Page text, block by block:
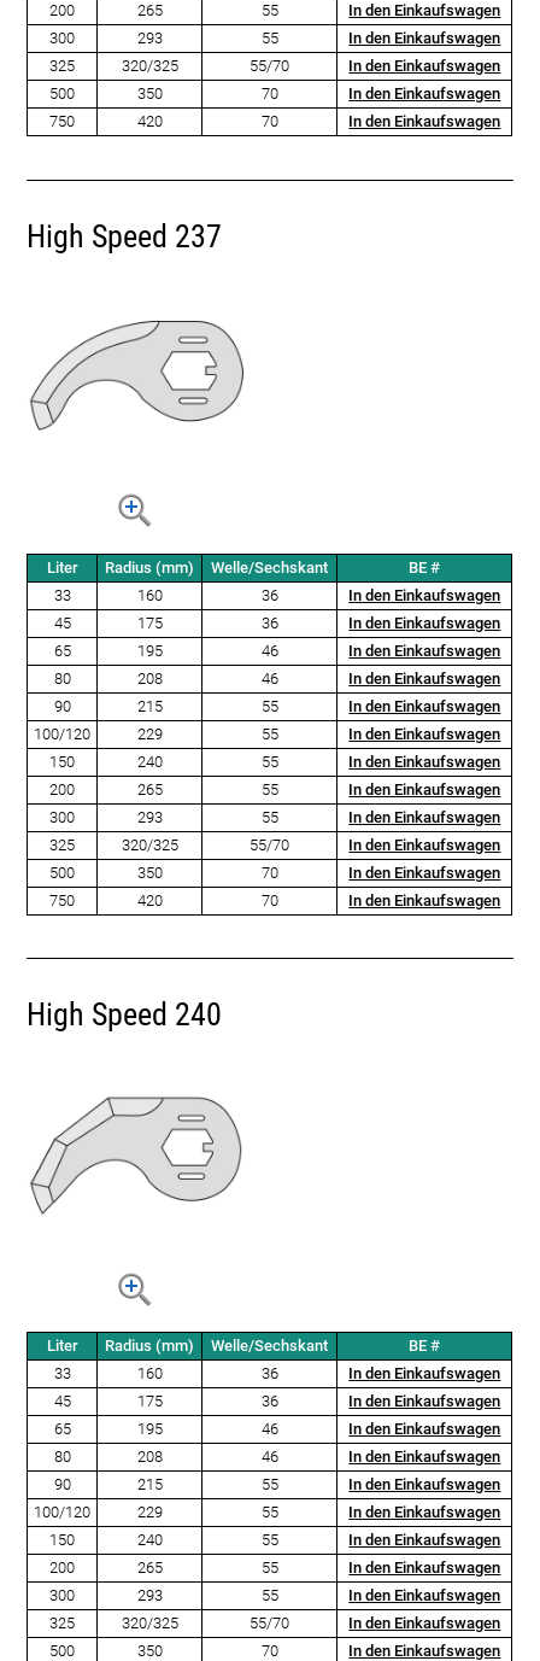
200
265 55
In den Einkaufswagen
300
293 55
In den Einkaufswagen
325
320/325 55/70
In den Einkaufswagen
500
350 70
In den Einkaufswagen
750
420 70 In den Einkaufswagen
High Speed 237
Liter Radius (mm) Welle/Sechskant
BE #
33
160 36
In den Einkaufswagen
45
175 36
In den Einkaufswagen
65
195 46
In den Einkaufswagen
80
208 46
In den Einkaufswagen
90
215 55
In den Einkaufswagen
100/120
229 55
In den Einkaufswagen
150
240 55
In den Einkaufswagen
200
265 55
In den Einkaufswagen
300
293 55
In den Einkaufswagen
325
320/325 55/70
In den Einkaufswagen
500
350 70
In den Einkaufswagen
750
420 70 In den Einkaufswagen
High Speed 240
Liter Radius (mm) Welle/Sechskant
BE #
33
160 36
In den Einkaufswagen
45
175 36
In den Einkaufswagen
65
195 46
In den Einkaufswagen
80
208 46
In den Einkaufswagen
90
215 55
In den Einkaufswagen
100/120
229 55
In den Einkaufswagen
150
240 55
In den Einkaufswagen
200
265 55
In den Einkaufswagen
300
293 55
In den Einkaufswagen
325
320/325 55/70
In den Einkaufswagen
500
350 70 In den Einkaufswagen